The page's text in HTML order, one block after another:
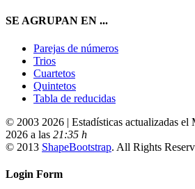
SE AGRUPAN EN ...
Parejas de números
Trios
Cuartetos
Quintetos
Tabla de reducidas
© 2003 2026 | Estadísticas actualizadas el
2026 a las 21:35 h
© 2013 ShapeBootstrap. All Rights
Login Form